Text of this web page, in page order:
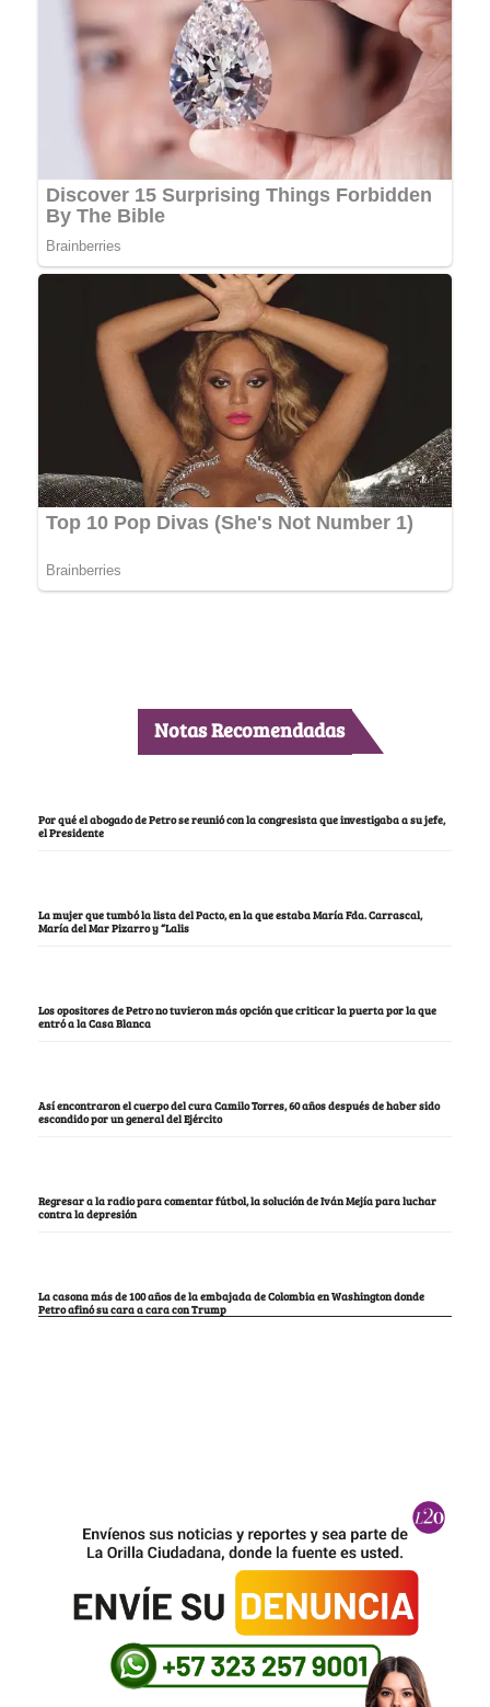
Notas Recomendadas
Por qué el abogado de Petro se reunió con la congresista que investigaba a su jefe,
el Presidente
La mujer que tumbó la lista del Pacto, en la que estaba María Fda. Carrascal,
María del Mar Pizarro y “Lalis
Los opositores de Petro no tuvieron más opción que criticar la puerta por la que
entró a la Casa Blanca
Así encontraron el cuerpo del cura Camilo Torres, 60 años después de haber sido
escondido por un general del Ejército
Regresar a la radio para comentar fútbol, la solución de Iván Mejía para luchar
contra la depresión
La casona más de 100 años de la embajada de Colombia en Washington donde
Petro afinó su cara a cara con Trump